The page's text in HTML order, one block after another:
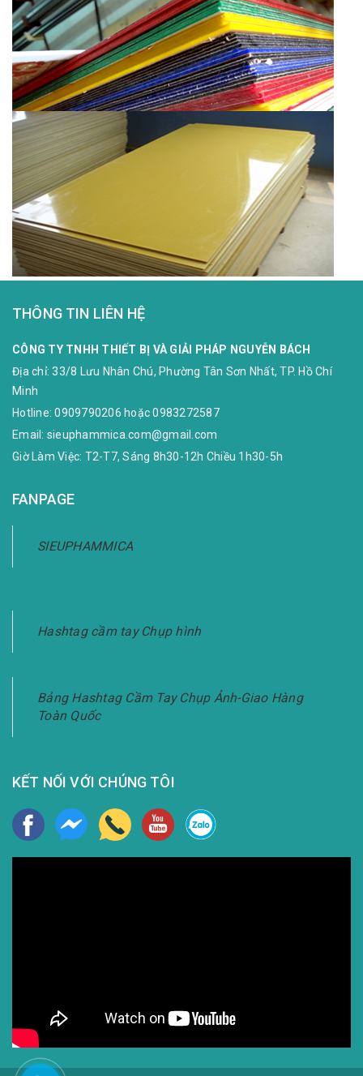
THÔNG TIN LIÊN HỆ
CÔNG TY TNHH THIẾT BỊ VÀ GIẢI PHÁP NGUYỄN BÁCH
Địa chỉ:33/8 Lưu Nhân Chú, Phường Tân Sơn Nhất, TP. Hồ Chí
Minh
Hotline:0909790206 hoặc0983272587
Email: sieuphammica.com@gmail.com
Giờ Làm Việc: T2-T7, Sáng 8h30-12h Chiều 1h30-5h
FANPAGE
SIEUPHAMMICA
Hashtag cầm tay Chụp hình
Bảng Hashtag Cầm Tay Chụp Ảnh-Giao Hàng
Toàn Quốc
KẾT NỐI VỚI CHÚNG TÔI